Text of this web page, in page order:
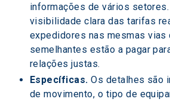
informações de vários
visibilidade clara das tarifas
expedidores nas mesmas vias
semelhantes estão a pagar
relações justas.
Específicas. Os detalhes são
de movimento, o tipo de